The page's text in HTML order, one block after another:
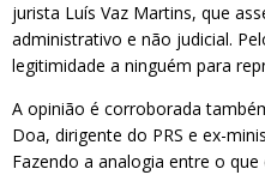
jurista Luís Vaz Martins, que
administrativo e não judicial.
legitimidade a ninguém para
A opinião é corroborada
Doa, dirigente do PRS e ex-
Fazendo a analogia entre o